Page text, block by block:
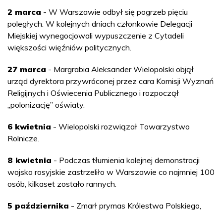
2 marca - W Warszawie odbył się pogrzeb pięciu
poległych. W kolejnych dniach członkowie Delegacji
Miejskiej wynegocjowali wypuszczenie z Cytadeli
większości więźniów politycznych.
27 marca - Margrabia Aleksander Wielopolski objął
urząd dyrektora przywróconej przez cara Komisji Wyznań
Religijnych i Oświecenia Publicznego i rozpoczął
„polonizację” oświaty.
6 kwietnia - Wielopolski rozwiązał Towarzystwo
Rolnicze.
8 kwietnia - Podczas tłumienia kolejnej demonstracji
wojsko rosyjskie zastrzeliło w Warszawie co najmniej 100
osób, kilkaset zostało rannych.
5 października - Zmarł prymas Królestwa Polskiego,